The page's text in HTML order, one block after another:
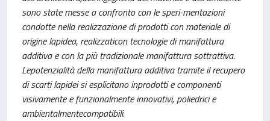
sono state messe a confronto con le speri-mentazioni
condotte nella realizzazione di prodotti con materiale di
origine lapidea, realizzaticon tecnologie di manifattura
additiva e con la più tradizionale manifattura sottrattiva.
Lepotenzialità della manifattura additiva tramite il recupero
di scarti lapidei si esplicitano inprodotti e componenti
visivamente e funzionalmente innovativi, poliedrici e
ambientalmentecompatibili.